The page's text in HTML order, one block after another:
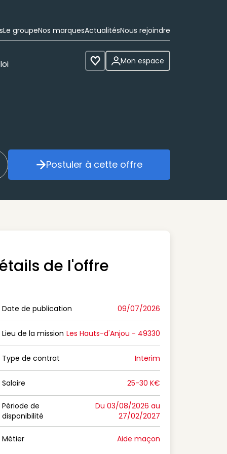
Le groupeNos marquesActualitésNous rejoindre
Voir les favoris
Mon espace
mon alerte Postuler à cette offre
Postuler à cette offre
de l'offre
Date de publication
Date de publication 09/07/2026
Lieu de la mission
Lieu de la mission Les Hauts-d'Anjou - 49330
Type de contrat
Type de contrat Interim
Salaire
Salaire 25-30 K€
Période de disponibilité
Période de
disponibilité
Du 03/08/2026 au
27/02/2027
Métier Aide maçon